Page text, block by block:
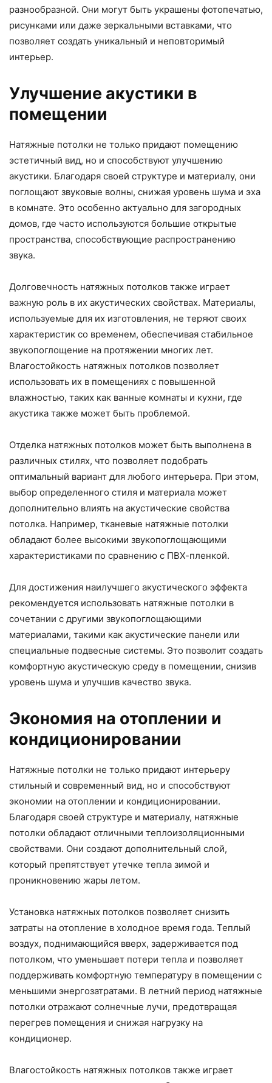
разнообразной. Они могут быть украшены фотопечатью,
рисунками или даже зеркальными вставками, что
позволяет создать уникальный и неповторимый
интерьер.
Улучшение акустики в
помещении
Натяжные потолки не только придают помещению
эстетичный вид, но и способствуют улучшению
акустики. Благодаря своей структуре и материалу, они
поглощают звуковые волны, снижая уровень шума и эха
в комнате. Это особенно актуально для загородных
домов, где часто используются большие открытые
пространства, способствующие распространению
звука.
Долговечность натяжных потолков также играет
важную роль в их акустических свойствах. Материалы,
используемые для их изготовления, не теряют своих
характеристик со временем, обеспечивая стабильное
звукопоглощение на протяжении многих лет.
Влагостойкость натяжных потолков позволяет
использовать их в помещениях с повышенной
влажностью, таких как ванные комнаты и кухни, где
акустика также может быть проблемой.
Отделка натяжных потолков может быть выполнена в
различных стилях, что позволяет подобрать
оптимальный вариант для любого интерьера. При этом,
выбор определенного стиля и материала может
дополнительно влиять на акустические свойства
потолка. Например, тканевые натяжные потолки
обладают более высокими звукопоглощающими
характеристиками по сравнению с ПВХ-пленкой.
Для достижения наилучшего акустического эффекта
рекомендуется использовать натяжные потолки в
сочетании с другими звукопоглощающими
материалами, такими как акустические панели или
специальные подвесные системы. Это позволит создать
комфортную акустическую среду в помещении, снизив
уровень шума и улучшив качество звука.
Экономия на отоплении и
кондиционировании
Натяжные потолки не только придают интерьеру
стильный и современный вид, но и способствуют
экономии на отоплении и кондиционировании.
Благодаря своей структуре и материалу, натяжные
потолки обладают отличными теплоизоляционными
свойствами. Они создают дополнительный слой,
который препятствует утечке тепла зимой и
проникновению жары летом.
Установка натяжных потолков позволяет снизить
затраты на отопление в холодное время года. Теплый
воздух, поднимающийся вверх, задерживается под
потолком, что уменьшает потери тепла и позволяет
поддерживать комфортную температуру в помещении с
меньшими энергозатратами. В летний период натяжные
потолки отражают солнечные лучи, предотвращая
перегрев помещения и снижая нагрузку на
кондиционер.
Влагостойкость натяжных потолков также играет